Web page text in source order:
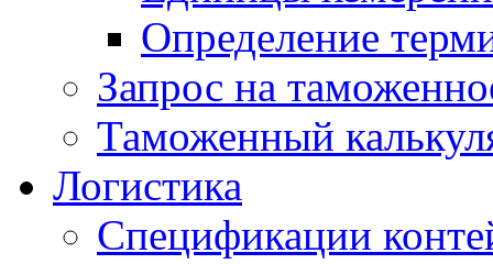
Определение
Запрос на
Таможенный
Логистика
Спецификации